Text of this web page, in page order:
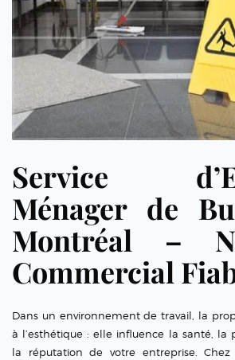
Service
Ménager de
Montréal –
Commercial
Dans un environnement de travail, la
à l’esthétique : elle influence la santé, la
la réputation de votre entreprise. Chez